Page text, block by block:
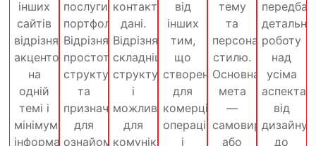
інших
сайтів
відрізняється
акцентом
на
одній
темі і
мінімумом
інформації.
послуги,
портфоліо.
Відрізняється
простотою
структури
та
призначений
для
ознайомлення
контактні
дані.
Відрізняється
складнішою
структурою
і
можливістю
для
комунікації
від
інших
тим,
що
створений
для
комерційних
операцій
і
тему
та
персоналізацією
стилю.
Основна
мета
—
самовираження
або
детальну
роботу
над
усіма
від
дизайну
до